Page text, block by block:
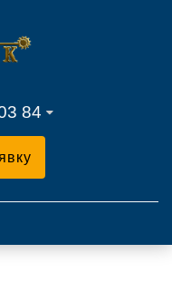
84